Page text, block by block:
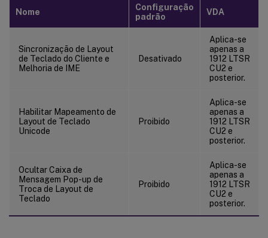
Nome
Configuração
padrão
VDA
Sincronização de Layout
de Teclado do Cliente e
Melhoria de IME
Desativado
Aplica-se
apenas a
1912 LTSR
CU2 e
posterior.
Habilitar Mapeamento de
Layout de Teclado
Unicode
Proibido
Aplica-se
apenas a
1912 LTSR
CU2 e
posterior.
Ocultar Caixa de
Mensagem Pop-up de
Troca de Layout de
Teclado
Proibido
Aplica-se
apenas a
1912 LTSR
CU2 e
posterior.